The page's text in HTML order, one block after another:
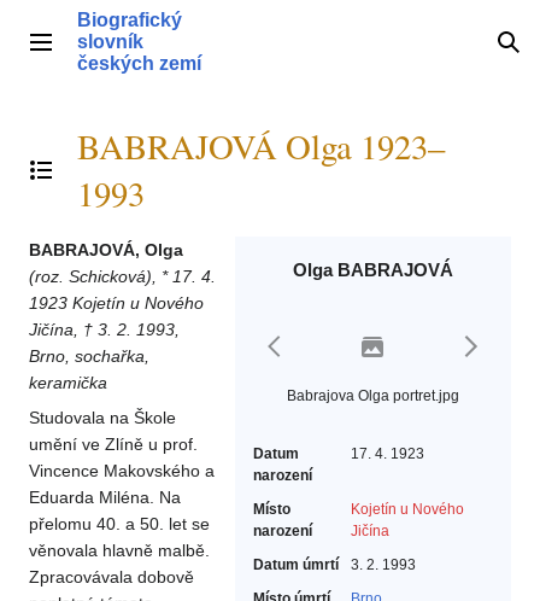
obsahHlavní menu
Biografický
slovník
českých zemí
Přepnout obsah
BABRAJOVÁ Olga 1923–
1993
Olga BABRAJOVÁ
Babrajova Olga portret.jpg
Datum
narození
17. 4. 1923
Místo
narození
Kojetín u Nového
Jičína
Datum úmrtí
3. 2. 1993
BABRAJOVÁ, Olga
(roz. Schicková),
* 17. 4.
1923 Kojetín u Nového
Jičína, † 3. 2. 1993,
Brno, sochařka,
keramička
Studovala na Škole
umění ve Zlíně u prof.
Vincence Makovského a
Eduarda Miléna. Na
přelomu 40. a 50. let se
věnovala hlavně malbě.
Zpracovávala dobově